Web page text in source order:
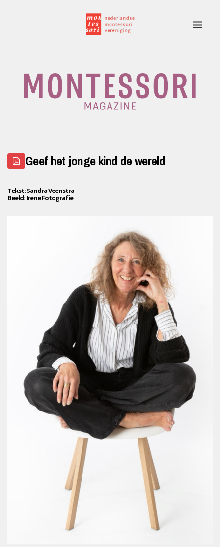
Home
Rubrieken
Montessori.nl
Geef het jonge kind de wereld
Tekst: Sandra Veenstra
Beeld: Irene Fotografie